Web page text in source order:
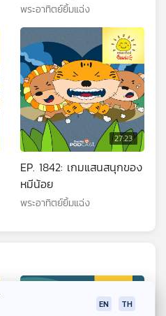
พระอาทิตย์ยิ้มแฉ่ง
27:23
EP. 1842: เกมแสนสนุกของ
หมีน้อย
พระอาทิตย์ยิ้มแฉ่ง
EN TH